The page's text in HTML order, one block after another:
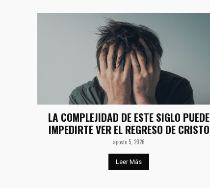
LA COMPLEJIDAD DE ESTE SIGLO PUEDE
IMPEDIRTE VER EL REGRESO DE CRISTO
agosto 5, 2026
Leer Más